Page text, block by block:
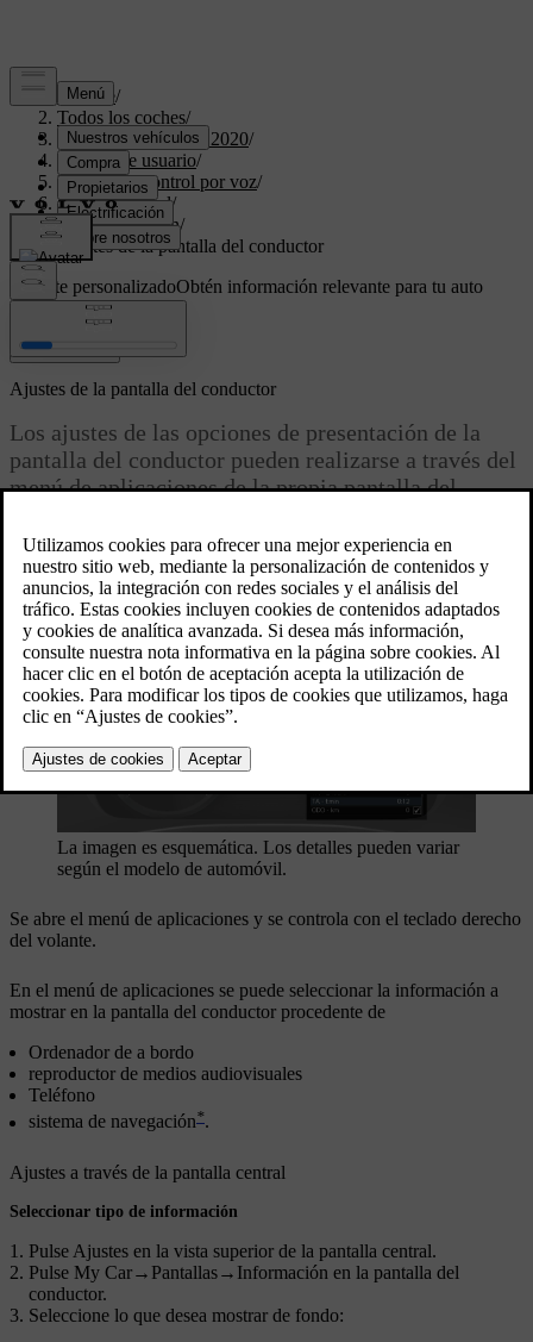
Soporte/
Todos los coches/
XC40 Twin Engine 2020/
Manual de usuario/
Pantallas y control por voz/
Pantalla central/
Configuración/
Ajustes de la pantalla del conductor
Soporte personalizadoObtén información relevante para tu auto
específico.
Iniciar sesión
Actualizado 03/19/2020
Ajustes de la pantalla del conductor
Los ajustes de las opciones de presentación de la
pantalla del conductor pueden realizarse a través del
menú de aplicaciones de la propia pantalla del
pantalla central.
Ajustes a través del menú de aplicaciones de la pantalla del
conductor
La imagen es esquemática. Los detalles pueden variar
según el modelo de automóvil.
Se abre el menú de aplicaciones y se controla con el teclado derecho
del volante.
En el menú de aplicaciones se puede seleccionar la información a
mostrar en la pantalla del conductor procedente de
Ordenador de a bordo
reproductor de medios audiovisuales
Teléfono
sistema de navegación*.
Ajustes a través de la pantalla central
Seleccionar tipo de información
Pulse Ajustes en la vista superior de la pantalla central.
Pulse My Car→ Pantallas→ Información en la pantalla del
conductor.
Seleccione lo que desea mostrar de fondo: